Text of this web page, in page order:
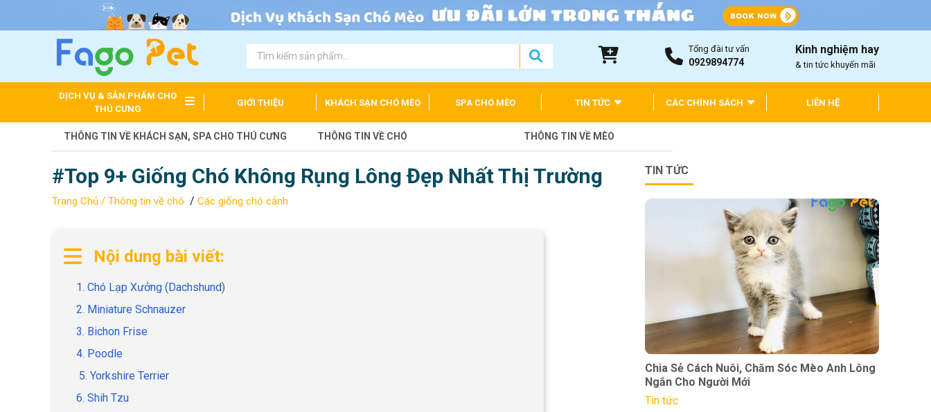
Tổng đài tư vấn
0929894774
Kinh nghiệm hay
& tin tức khuyến mãi
DỊCH VỤ & SẢN PHẨM CHO
THÚ CƯNG
GIỚI THIỆU KHÁCH SẠN CHÓ MÈO SPA CHÓ MÈO TIN TỨC CÁC CHÍNH SÁCH LIÊN HỆ
THÔNG TIN VỀ KHÁCH SẠN, SPA CHO THÚ CƯNG THÔNG TIN VỀ CHÓ THÔNG TIN VỀ MÈO
#Top 9+ Giống Chó Không Rụng Lông Đẹp Nhất Thị Trường
Trang Chủ / Thông tin về chó / Các giống chó cảnh
Nội dung bài viết:
1. Chó Lạp Xưởng (Dachshund)
2. Miniature Schnauzer
3. Bichon Frise
4. Poodle
5. Yorkshire Terrier
6. Shih Tzu
TIN TỨC
Chia Sẻ Cách Nuôi, Chăm Sóc Mèo Anh Lông
Ngắn Cho Người Mới
Tin tức